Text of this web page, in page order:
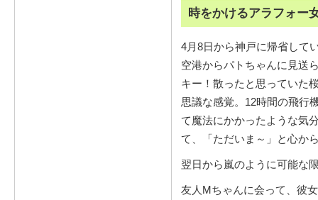
時をかけるアラフォー
4月8日から神戸に帰省して
空港からパトちゃんに見送
キー！散ったと思っていた
思議な感覚。12時間の飛行
て魔法にかかったような気
て、「ただいま～」と心か
翌日から嵐のように可能な
友人Mちゃんに会って、彼